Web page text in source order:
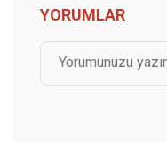
YORUMLAR